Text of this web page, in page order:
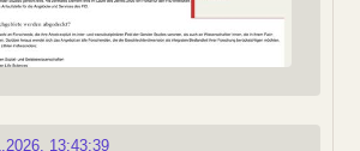
13:43:39